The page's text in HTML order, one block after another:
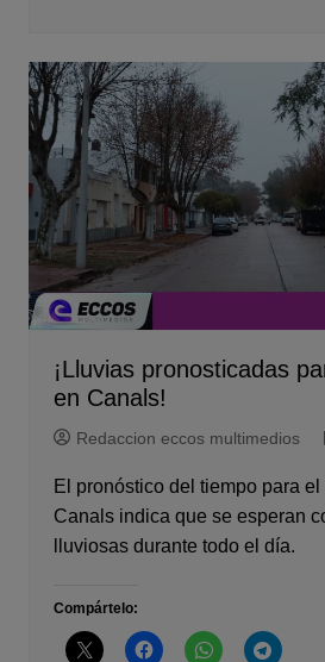
¡Lluvias pronosticadas
en Canals!
Redaccion eccos multimedios
El pronóstico del tiempo para
Canals indica que se esperan
lluviosas durante todo el día.
Compártelo: